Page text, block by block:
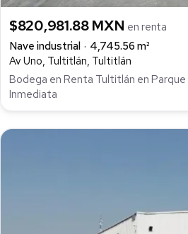
$820,981.88 MXN en renta
Nave industrial
4,745.56 m²
Av Uno, Tultitlán, Tultitlán
Bodega en Renta Tultitlán en
Inmediata